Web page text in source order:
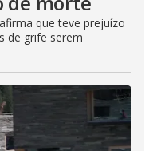
que teve prejuízo
de grife serem